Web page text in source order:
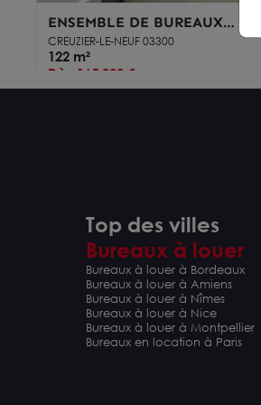
ENSEMBLE DE BUREAUX
PERIPHERIE DE VICHY
CREUZIER-LE-NEUF 03300
122 m²
Dès 165 000 €
Top des villes
Bureaux à louer
Bureaux à louer à Bordeaux
Bureaux à louer à Amiens
Bureaux à louer à Nîmes
Bureaux à louer à Nice
Bureaux à louer à Montpellier
Bureaux en location à Paris